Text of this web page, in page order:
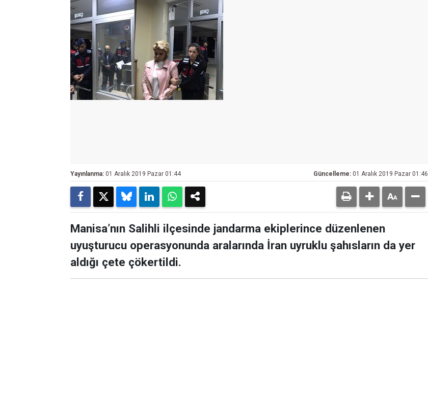
Yayınlanma: 01 Aralık 2019 Pazar 01:44 Güncelleme: 01 Aralık 2019 Pazar 01:46
Manisa’nın Salihli ilçesinde jandarma ekiplerince düzenlenen
uyuşturucu operasyonunda aralarında İran uyruklu şahısların da yer
aldığı çete çökertildi.